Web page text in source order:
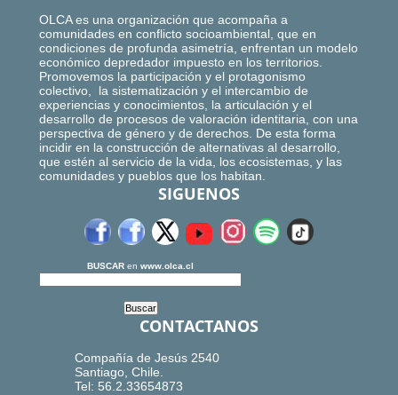
OLCA es una organización que acompaña a
comunidades en conflicto socioambiental, que en
condiciones de profunda asimetría, enfrentan un modelo
económico depredador impuesto en los territorios.
Promovemos la participación y el protagonismo
colectivo, la sistematización y el intercambio de
experiencias y conocimientos, la articulación y el
desarrollo de procesos de valoración identitaria, con una
perspectiva de género y de derechos. De esta forma
incidir en la construcción de alternativas al desarrollo,
que estén al servicio de la vida, los ecosistemas, y las
comunidades y pueblos que los habitan.
SIGUENOS
BUSCAR en www.olca.cl
CONTACTANOS
Compañía de Jesús 2540
Santiago, Chile.
Tel: 56.2.33654873